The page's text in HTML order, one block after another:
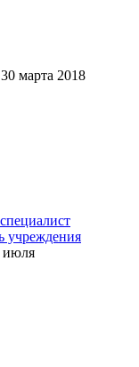
30 марта 2018
учреждения
июля